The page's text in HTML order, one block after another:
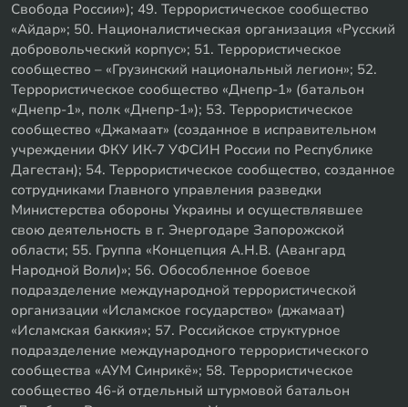
Свобода России»); 49. Террористическое сообщество
«Айдар»; 50. Националистическая организация «Русский
добровольческий корпус»; 51. Террористическое
сообщество – «Грузинский национальный легион»; 52.
Террористическое сообщество «Днепр-1» (батальон
«Днепр-1», полк «Днепр-1»); 53. Террористическое
сообщество «Джамаат» (созданное в исправительном
учреждении ФКУ ИК-7 УФСИН России по Республике
Дагестан); 54. Террористическое сообщество, созданное
сотрудниками Главного управления разведки
Министерства обороны Украины и осуществлявшее
свою деятельность в г. Энергодаре Запорожской
области; 55. Группа «Концепция А.Н.В. (Авангард
Народной Воли)»; 56. Обособленное боевое
подразделение международной террористической
организации «Исламское государство» (джамаат)
«Исламская баккия»; 57. Российское структурное
подразделение международного террористического
сообщества «АУМ Синрикё»; 58. Террористическое
сообщество 46-й отдельный штурмовой батальон